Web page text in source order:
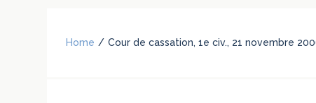
Home / Cour de cassation, 1e civ., 21 novembre